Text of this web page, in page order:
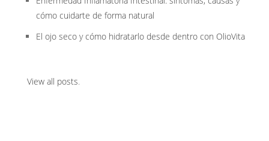
cómo cuidarte de forma natural
El ojo seco y cómo hidratarlo desde dentro con OlioVita
View all posts.